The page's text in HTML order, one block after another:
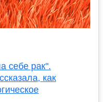
себе рак".
как